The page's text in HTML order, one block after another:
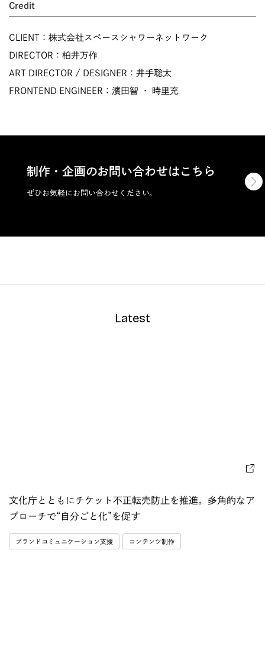
Credit
CLIENT：株式会社スペースシャワーネットワーク
DIRECTOR：柏井万作
ART DIRECTOR / DESIGNER：井手聡太
FRONTEND ENGINEER：濱田智 ・ 時里充
制作・企画のお問い合わせはこちら
ぜひお気軽にお問い合わせください。
Latest
文化庁とともにチケット不正転売防止を推進。多角的なア
プローチで“自分ごと化”を促す
ブランドコミュニケーション支援 コンテンツ制作